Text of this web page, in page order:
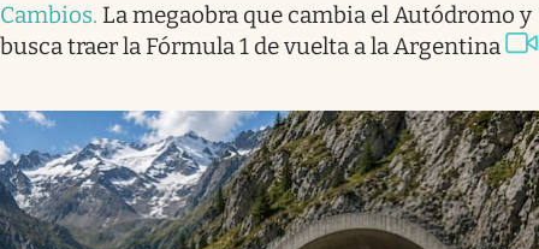
Cambios. La megaobra que cambia el Autódromo y
busca traer la Fórmula 1 de vuelta a la Argentina